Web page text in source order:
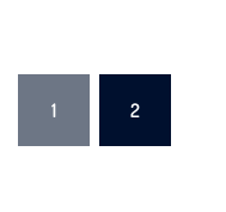
der
Beiträge
1 2